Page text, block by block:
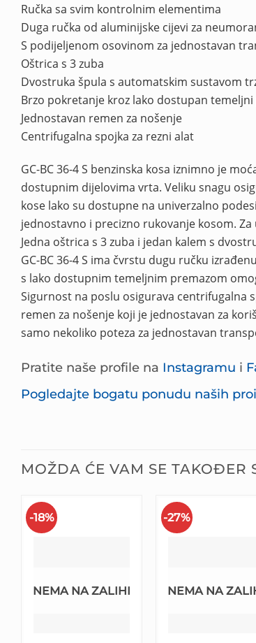
Ručka sa svim kontrolnim elementima
Duga ručka od aluminijske cijevi za
S podijeljenom osovinom za jednostavan
Oštrica s 3 zuba
Dvostruka špula s automatskim sustavom
Brzo pokretanje kroz lako dostupan
Jednostavan remen za nošenje
Centrifugalna spojka za rezni alat
GC-BC 36-4 S benzinska kosa iznimno je
dostupnim dijelovima vrta. Veliku snagu
kose lako su dostupne na univerzalno
jednostavno i precizno rukovanje kosom.
Jedna oštrica s 3 zuba i jedan kalem s
GC-BC 36-4 S ima čvrstu dugu ručku
s lako dostupnim temeljnim premazom
Sigurnost na poslu osigurava centrifugalna
remen za nošenje koji je jednostavan za
samo nekoliko poteza za jednostavan
Pratite naše profile na Instagramu i
Pogledajte bogatu ponudu naših
MOŽDA ĆE VAM SE TAKOĐER
-18%
NEMA NA ZALIHI
-27%
NEMA NA